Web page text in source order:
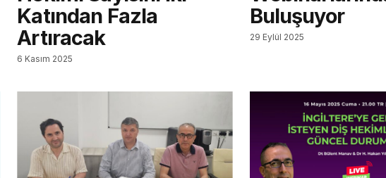
Katından Fazla
Artıracak
6 Kasım 2025
Buluşuyor
29 Eylül 2025